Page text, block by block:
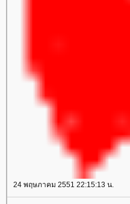
24 พฤษภาคม 2551 22:15:13 น.